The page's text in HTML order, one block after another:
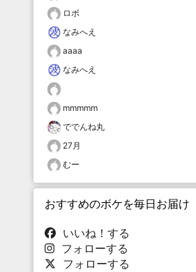
ロボ
なみへえ
aaaa
なみへえ
mmmmm
ででんね丸
27月
むー
おすすめのボケを毎日お届け
いいね！する
フォローする
フォローする